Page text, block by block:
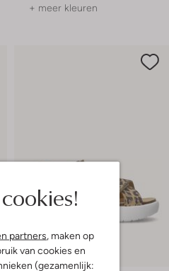
partners , maken op
van cookies en
(gezamenlijk:
+ meer kleuren
-20%